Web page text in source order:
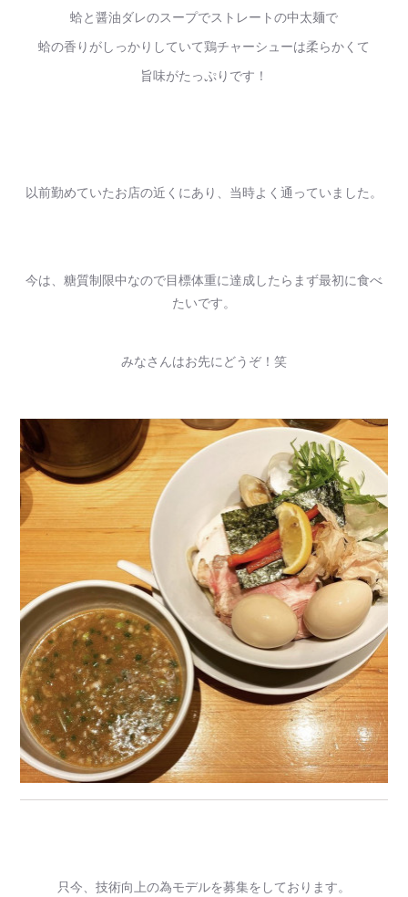
蛤と醤油ダレのスープでストレートの中太麺で
蛤の香りがしっかりしていて鶏チャーシューは柔らかくて
旨味がたっぷりです！
以前勤めていたお店の近くにあり、当時よく通っていました。
今は、糖質制限中なので目標体重に達成したらまず最初に食べ
たいです。
みなさんはお先にどうぞ！笑
只今、技術向上の為モデルを募集をしております。